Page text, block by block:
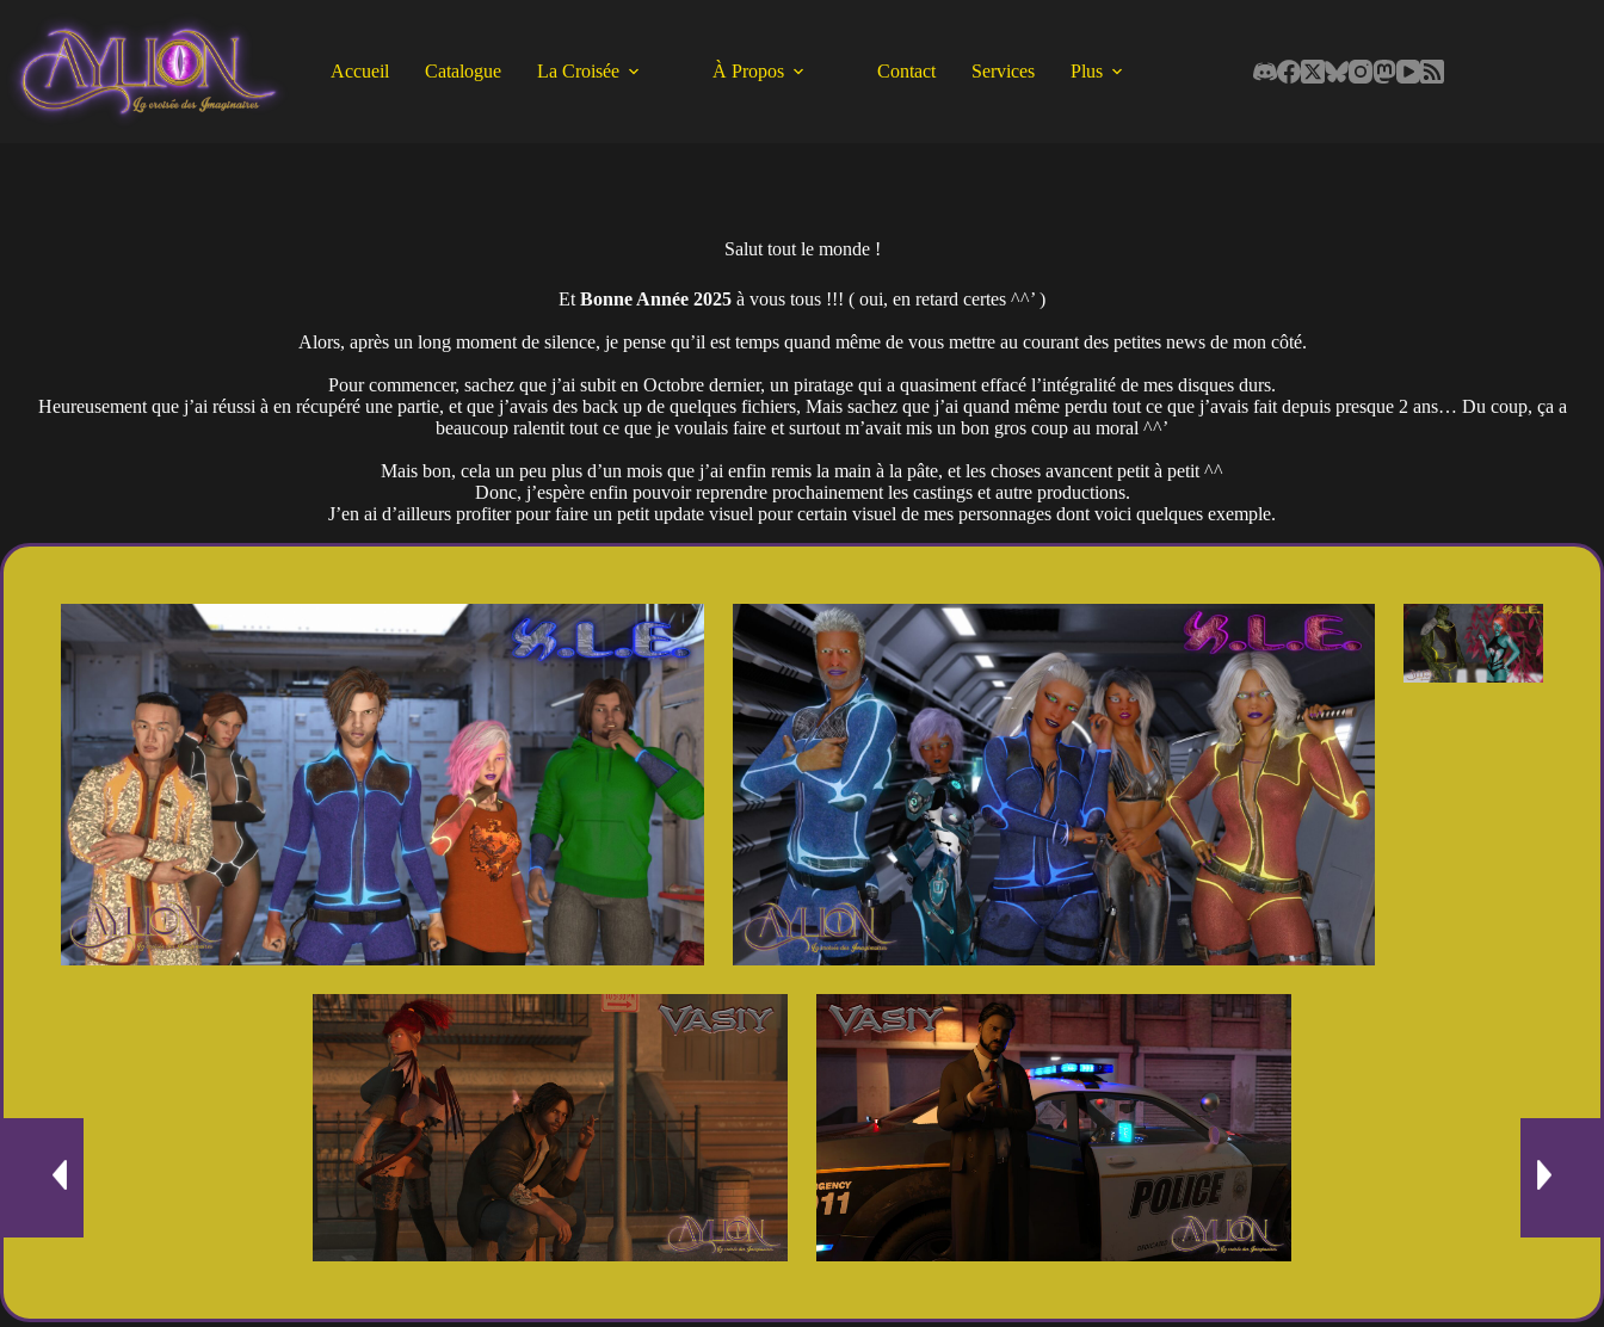
contenu
Accueil
Catalogue La Croisée À Propos Contact Services Plus
Salut tout le monde !
Et Bonne Année 2025 à vous tous !!! ( oui, en retard certes ^^’ )
Alors, après un long moment de silence, je pense qu’il est temps quand même de vous mettre au courant des petites news de mon côté.
Pour commencer, sachez que j’ai subit en Octobre dernier, un piratage qui a quasiment effacé l’intégralité de mes disques durs.
Heureusement que j’ai réussi à en récupéré une partie, et que j’avais des back up de quelques fichiers, Mais sachez que j’ai quand même perdu tout ce que j’avais fait depuis presque 2 ans… Du coup, ça a
beaucoup ralentit tout ce que je voulais faire et surtout m’avait mis un bon gros coup au moral ^^’
Mais bon, cela un peu plus d’un mois que j’ai enfin remis la main à la pâte, et les choses avancent petit à petit ^^
Donc, j’espère enfin pouvoir reprendre prochainement les castings et autre productions.
J’en ai d’ailleurs profiter pour faire un petit update visuel pour certain visuel de mes personnages dont voici quelques exemple.